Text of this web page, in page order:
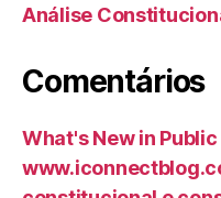
Análise
Comentários
What's New in Public